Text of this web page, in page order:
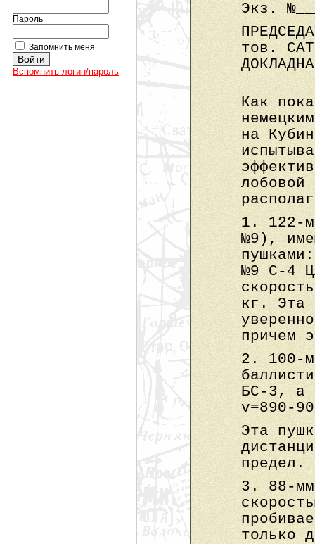
Пароль
Запомнить меня
Вспомнить логин/пароль
Экз.
тов.
Как
на
лобовой
1. 122-
№9),
№9 С-4
кг. Эта
причем
2. 100-
БС-3, а
v=890-
Эта
предел.
3. 88-мм
только